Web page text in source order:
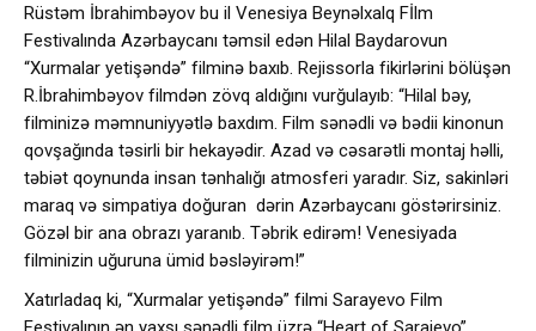
Rüstəm İbrahimbəyov bu il Venesiya Beynəlxalq Fİlm
Festivalında Azərbaycanı təmsil edən Hilal Baydarovun
“Xurmalar yetişəndə” filminə baxıb. Rejissorla fikirlərini bölüşən
R.İbrahimbəyov filmdən zövq aldığını vurğulayıb: “Hilal bəy,
filminizə məmnuniyyətlə baxdım. Film sənədli və bədii kinonun
qovşağında təsirli bir hekayədir. Azad və cəsarətli montaj həlli,
təbiət qoynunda insan tənhalığı atmosferi yaradır. Siz, sakinləri
maraq və simpatiya doğuran dərin Azərbaycanı göstərirsiniz.
Gözəl bir ana obrazı yaranıb. Təbrik edirəm! Venesiyada
filminizin uğuruna ümid bəsləyirəm!”
Xatırladaq ki, “Xurmalar yetişəndə” filmi Sarayevo Film